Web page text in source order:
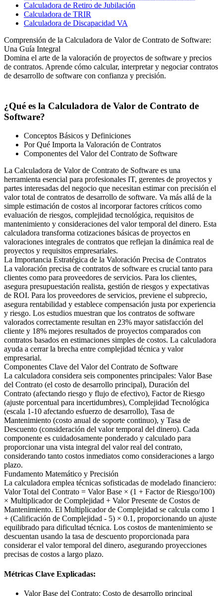
Calculadora de Retiro de Jubilación
Calculadora de TRIR
Calculadora de Discapacidad VA
Comprensión de la Calculadora de Valor de Contrato de Software:
Una Guía Integral
Domina el arte de la valoración de proyectos de software y precios
de contratos. Aprende cómo calcular, interpretar y negociar contratos
de desarrollo de software con confianza y precisión.
¿Qué es la Calculadora de Valor de Contrato de
Software?
Conceptos Básicos y Definiciones
Por Qué Importa la Valoración de Contratos
Componentes del Valor del Contrato de Software
La Calculadora de Valor de Contrato de Software es una
herramienta esencial para profesionales IT, gerentes de proyectos y
partes interesadas del negocio que necesitan estimar con precisión el
valor total de contratos de desarrollo de software. Va más allá de la
simple estimación de costos al incorporar factores críticos como
evaluación de riesgos, complejidad tecnológica, requisitos de
mantenimiento y consideraciones del valor temporal del dinero. Esta
calculadora transforma cotizaciones básicas de proyectos en
valoraciones integrales de contratos que reflejan la dinámica real de
proyectos y requisitos empresariales.
La Importancia Estratégica de la Valoración Precisa de Contratos
La valoración precisa de contratos de software es crucial tanto para
clientes como para proveedores de servicios. Para los clientes,
asegura presupuestación realista, gestión de riesgos y expectativas
de ROI. Para los proveedores de servicios, previene el subprecio,
asegura rentabilidad y establece compensación justa por experiencia
y riesgo. Los estudios muestran que los contratos de software
valorados correctamente resultan en 23% mayor satisfacción del
cliente y 18% mejores resultados de proyectos comparados con
contratos basados en estimaciones simples de costos. La calculadora
ayuda a cerrar la brecha entre complejidad técnica y valor
empresarial.
Componentes Clave del Valor del Contrato de Software
La calculadora considera seis componentes principales: Valor Base
del Contrato (el costo de desarrollo principal), Duración del
Contrato (afectando riesgo y flujo de efectivo), Factor de Riesgo
(ajuste porcentual para incertidumbres), Complejidad Tecnológica
(escala 1-10 afectando esfuerzo de desarrollo), Tasa de
Mantenimiento (costo anual de soporte continuo), y Tasa de
Descuento (consideración del valor temporal del dinero). Cada
componente es cuidadosamente ponderado y calculado para
proporcionar una vista integral del valor real del contrato,
considerando tanto costos inmediatos como consideraciones a largo
plazo.
Fundamento Matemático y Precisión
La calculadora emplea técnicas sofisticadas de modelado financiero:
Valor Total del Contrato = Valor Base × (1 + Factor de Riesgo/100)
× Multiplicador de Complejidad + Valor Presente de Costos de
Mantenimiento. El Multiplicador de Complejidad se calcula como 1
+ (Calificación de Complejidad - 5) × 0.1, proporcionando un ajuste
equilibrado para dificultad técnica. Los costos de mantenimiento se
descuentan usando la tasa de descuento proporcionada para
considerar el valor temporal del dinero, asegurando proyecciones
precisas de costos a largo plazo.
Métricas Clave Explicadas:
Valor Base del Contrato: Costo de desarrollo principal